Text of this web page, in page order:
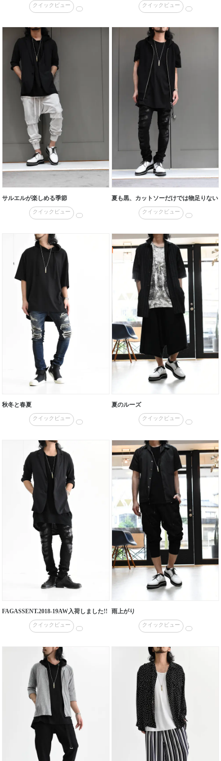
クイックビュー クイックビュー
サルエルが楽しめる季節
クイックビュー
夏も黒、カットソーだけでは物足りない
クイックビュー
秋冬と春夏
クイックビュー
夏のルーズ
クイックビュー
FAGASSENT.2018-19AW入荷しました!!
クイックビュー
雨上がり
クイックビュー